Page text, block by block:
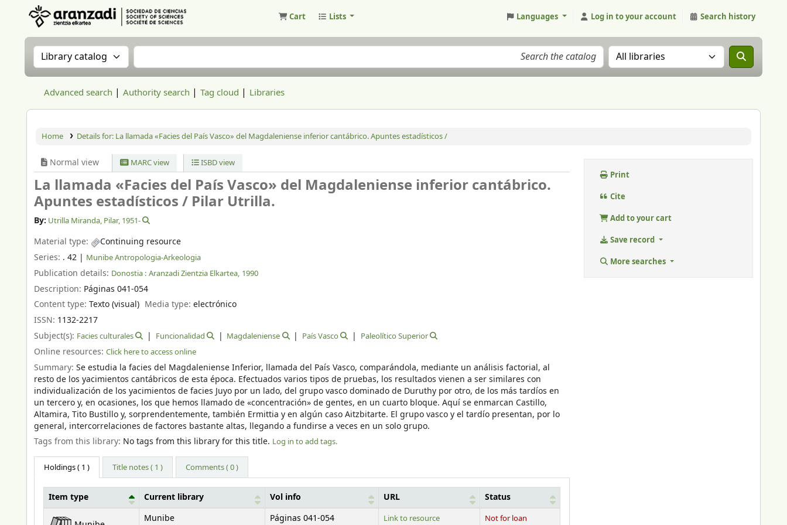
Cart Lists Languages Log in to your account Search history
Search the catalog by:Search the catalog Search the catalog in:
Advanced search Authority search Tag cloud Libraries
Home Details for: La llamada «Facies del País Vasco» del Magdaleniense inferior cantábrico. Apuntes estadísticos /
Normal view MARC view ISBD view
La llamada «Facies del País Vasco» del Magdaleniense inferior cantábrico.
Apuntes estadísticos / Pilar Utrilla.
By: Utrilla Miranda, Pilar, 1951-
Material type:
Continuing resource
Series: . 42 | Munibe Antropologia-Arkeologia
Publication details: Donostia : Aranzadi Zientzia Elkartea, 1990
Description: Páginas 041-054
Content type: Texto (visual) Media type:electrónico
ISSN: 1132-2217
Subject(s): Facies culturales Funcionalidad Magdaleniense País Vasco Paleolítico Superior
Online resources: Click here to access online
Summary: Se estudia la facies del Magdaleniense Inferior, llamada del País Vasco, comparándola, mediante un análisis factorial, al
resto de los yacimientos cantábricos de esta época. Efectuados varios tipos de pruebas, los resultados vienen a ser similares con
individualización de los yacimientos de facies Juyo por un lado, del grupo vasco dominado de Duruthy por otro, de los más tardíos en
un tercero y, en ocasiones, los que hemos llamado de «concentración» de gentes, en un cuarto bloque. Aquí se enmarcan Castillo,
Altamira, Tito Bustillo y, sorprendentemente, también Ermittia y en algún caso Aitzbitarte. El grupo vasco y el tardío presentan, por lo
general, intercorrelaciones de factores bastante altas, llegando a fundirse a veces en un solo grupo.
Tags from this library: No tags from this library for this title. Log in to add tags.
Holdings( 1 ) Title notes ( 1 ) Comments ( 0 )
Holdings
Item type Current library Vol info URL Status
Munibe Páginas 041-054 Link to resource Not for loan
Print
Cite
Add to your cart
Save record
More searches